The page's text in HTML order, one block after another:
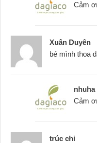
Cảm
Xuân Duyên
bé mình thoa
nhuha
Cảm
trúc chi